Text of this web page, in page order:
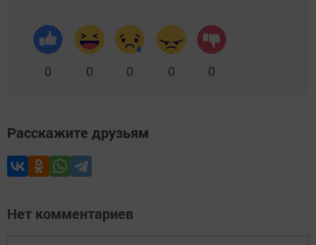
0 0 0 0 0
Расскажите друзьям
Нет комментариев